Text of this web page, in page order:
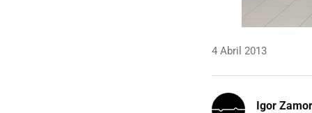
4 Abril 2013
Igor